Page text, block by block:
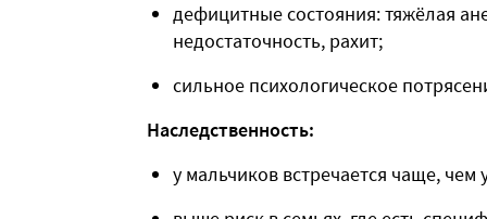
дефицитные состояния: тяжёлая
недостаточность, рахит;
сильное психологическое
Наследственность:
у мальчиков встречается чаще, чем